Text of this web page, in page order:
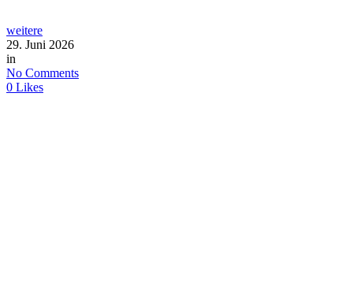
weitere
29. Juni 2026
in
No Comments
0 Likes